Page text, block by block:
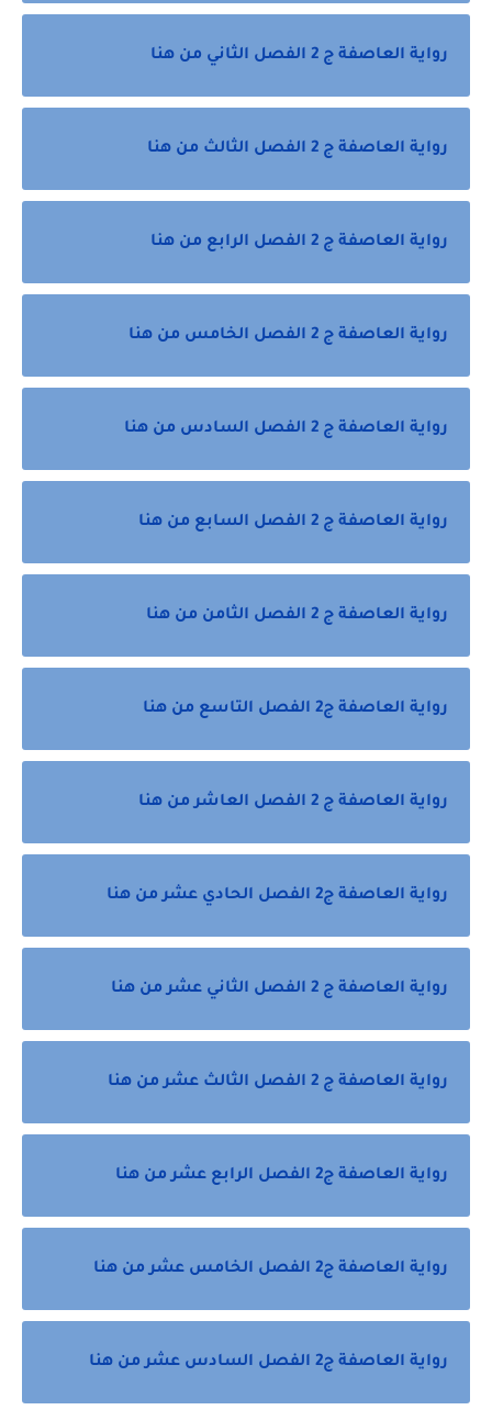
رواية العاصفة ج 2 الفصل الثاني من هنا
رواية العاصفة ج 2 الفصل الثالث من هنا
رواية العاصفة ج 2 الفصل الرابع من هنا
رواية العاصفة ج 2 الفصل الخامس من هنا
رواية العاصفة ج 2 الفصل السادس من هنا
رواية العاصفة ج 2 الفصل السابع من هنا
رواية العاصفة ج 2 الفصل الثامن من هنا
رواية العاصفة ج2 الفصل التاسع من هنا
رواية العاصفة ج 2 الفصل العاشر من هنا
رواية العاصفة ج2 الفصل الحادي عشر من هنا
رواية العاصفة ج 2 الفصل الثاني عشر من هنا
رواية العاصفة ج 2 الفصل الثالث عشر من هنا
رواية العاصفة ج2 الفصل الرابع عشر من هنا
رواية العاصفة ج2 الفصل الخامس عشر من هنا
رواية العاصفة ج2 الفصل السادس عشر من هنا